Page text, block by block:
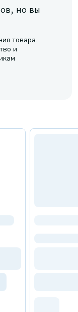
но вы
товара.
и